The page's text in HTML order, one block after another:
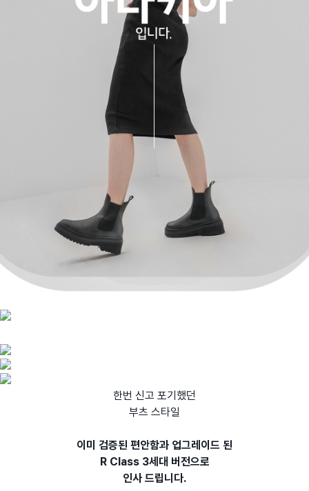
한번 신고 포기했던
부츠 스타일
이미 검증된 편안함과 업그레이드 된
R Class 3세대 버전으로
인사 드립니다.